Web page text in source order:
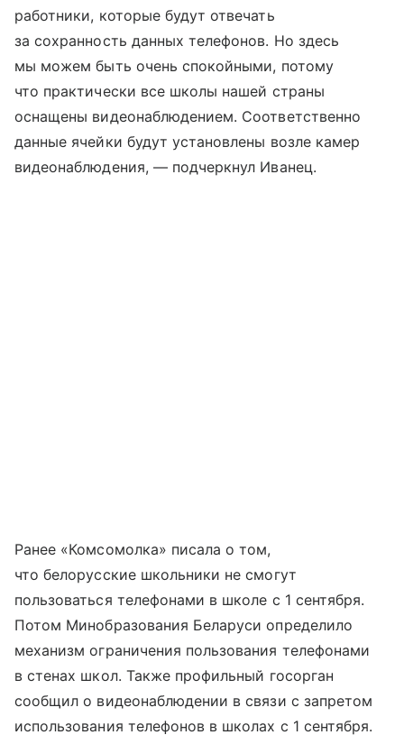
работники, которые будут отвечать
за сохранность данных телефонов. Но здесь
мы можем быть очень спокойными, потому
что практически все школы нашей страны
оснащены видеонаблюдением. Соответственно
данные ячейки будут установлены возле камер
видеонаблюдения, — подчеркнул Иванец.
Ранее «Комсомолка» писала о том,
что белорусские школьники не смогут
пользоваться телефонами в школе с 1 сентября.
Потом Минобразования Беларуси определило
механизм ограничения пользования телефонами
в стенах школ. Также профильный госорган
сообщил о видеонаблюдении в связи с запретом
использования телефонов в школах с 1 сентября.